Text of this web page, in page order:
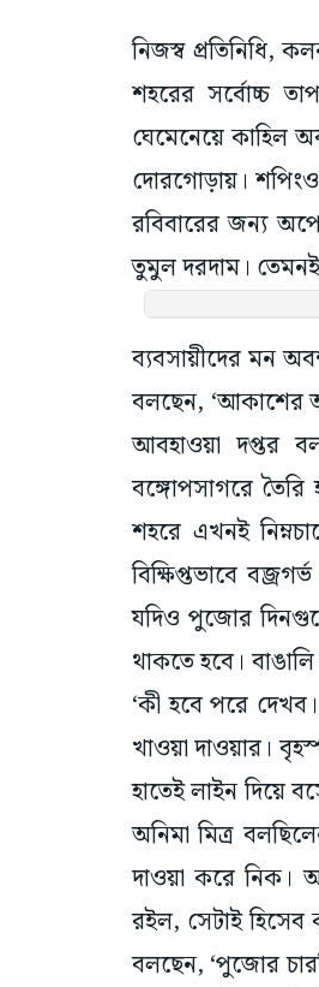
নিজস্ব
শহরের সর্বোচ্চ
ঘেমেনেয়ে কাহিল
দোরগোড়ায়।
রবিবারের জন্য
তুমুল দরদাম। তেমনই
ব্যবসায়ীদের মন
বলছেন, ‘আকাশের
আবহাওয়া দপ্তর
বঙ্গোপসাগরে তৈরি
শহরে এখনই
বিক্ষিপ্তভাবে
যদিও পুজোর
থাকতে হবে।
‘কী হবে পরে
খাওয়া দাওয়ার।
হাতেই লাইন দিয়ে
অনিমা মিত্র
দাওয়া করে নিক।
রইল, সেটাই হিসেব
বলছেন, ‘পুজোর